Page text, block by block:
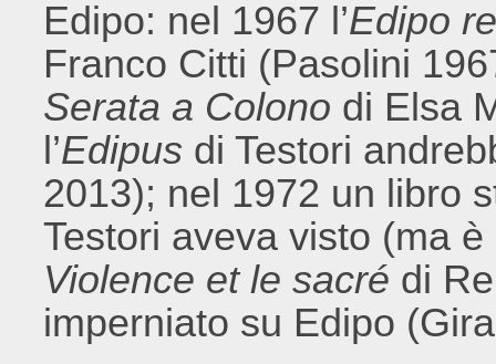
Edipo: nel 1967 l’Edipo
Franco Citti (Pasolini
Serata a Colono di Elsa
l’Edipus di Testori
2013); nel 1972 un libro
Testori aveva visto (ma
Violence et le sacré di
imperniato su Edipo